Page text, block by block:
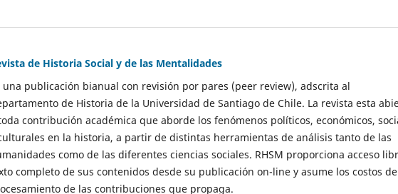
de Historia Social y de las Mentalidades
una publicación bianual con revisión por pares (peer review), adscrita al
de Historia de la Universidad de Santiago de Chile. La revista esta
contribución académica que aborde los fenómenos políticos, económicos,
en la historia, a partir de distintas herramientas de análisis tanto de las
como de las diferentes ciencias sociales. RHSM proporciona acceso
completo de sus contenidos desde su publicación on-line y asume los costos de
de las contribuciones que propaga.